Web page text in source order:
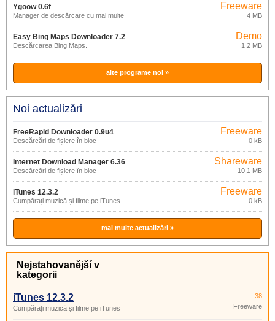
Ygoow 0.6f
Manager de descărcare cu mai multe
Freeware
4 MB
Easy Bing Maps Downloader 7.2
Descărcarea Bing Maps.
Demo
1,2 MB
alte programe noi »
Noi actualizări
FreeRapid Downloader 0.9u4
Descărcări de fișiere în bloc
Freeware
0 kB
Internet Download Manager 6.36
build 5
Descărcări de fișiere în bloc
Shareware
10,1 MB
iTunes 12.3.2
Cumpărați muzică și filme pe iTunes
Freeware
0 kB
mai multe actualizări »
Nejstahovanější v
kategorii
iTunes 12.3.2
Cumpărați muzică și filme pe iTunes
38
Freeware